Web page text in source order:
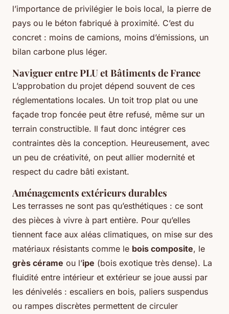
l’importance de privilégier le bois local, la pierre de
pays ou le béton fabriqué à proximité. C’est du
concret : moins de camions, moins d’émissions, un
bilan carbone plus léger.
Naviguer entre PLU et Bâtiments de France
L’approbation du projet dépend souvent de ces
réglementations locales. Un toit trop plat ou une
façade trop foncée peut être refusé, même sur un
terrain constructible. Il faut donc intégrer ces
contraintes dès la conception. Heureusement, avec
un peu de créativité, on peut allier modernité et
respect du cadre bâti existant.
Aménagements extérieurs durables
Les terrasses ne sont pas qu’esthétiques : ce sont
des pièces à vivre à part entière. Pour qu’elles
tiennent face aux aléas climatiques, on mise sur des
matériaux résistants comme le bois composite, le
grès cérame ou l’ipe (bois exotique très dense). La
fluidité entre intérieur et extérieur se joue aussi par
les dénivelés : escaliers en bois, paliers suspendus
ou rampes discrètes permettent de circuler